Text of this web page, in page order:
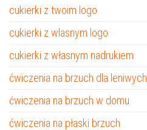
cukierki z twoim logo
cukierki z wlasnym logo
cukierki z własnym nadrukiem
ćwiczenia na brzuch dla leniwych
ćwiczenia na brzuch w domu
ćwiczenia na płaski brzuch